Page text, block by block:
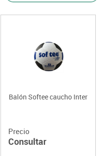
Balón Softee caucho Inter
Precio
Consultar